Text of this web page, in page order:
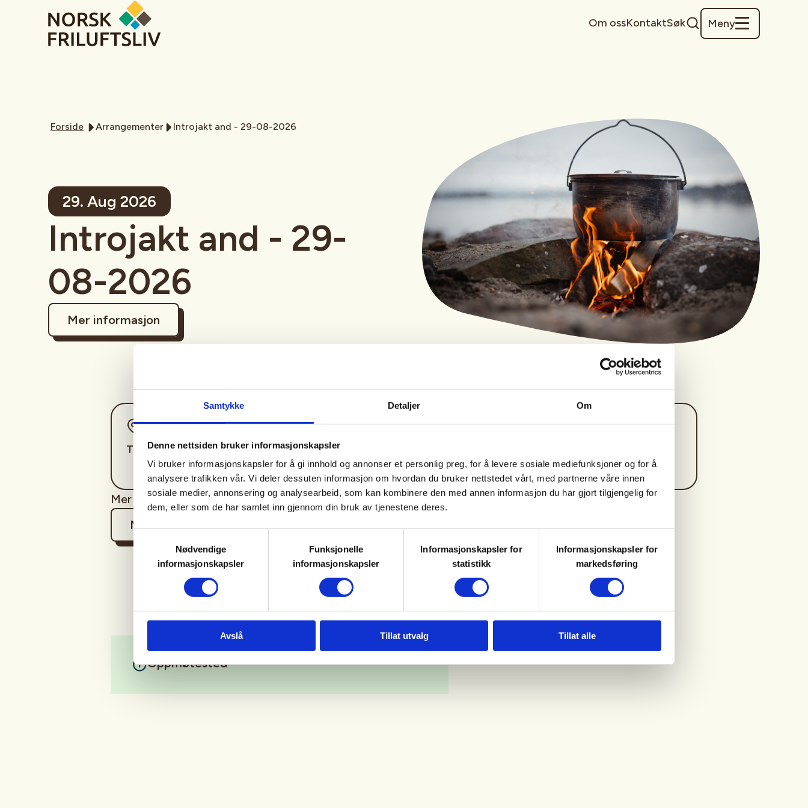
Samtykke Detaljer Om
Denne nettsiden bruker informasjonskapsler
Vi bruker informasjonskapsler for å gi innhold og annonser et personlig preg, for å levere sosiale mediefunksjoner og for å
analysere trafikken vår. Vi deler dessuten informasjon om hvordan du bruker nettstedet vårt, med partnerne våre innen
sosiale medier, annonsering og analysearbeid, som kan kombinere den med annen informasjon du har gjort tilgjengelig for
dem, eller som de har samlet inn gjennom din bruk av tjenestene deres.
Nødvendige
informasjonskapsler
Funksjonelle
informasjonskapsler
Informasjonskapsler for
statistikk
Informasjonskapsler for
markedsføring
Avslå Tillat utvalg Tillat alle
Om ossKontaktSøk Meny
Forside Arrangementer Introjakt and - 29-08-2026
29. Aug 2026
Introjakt and - 29-
08-2026
Mer informasjon
Sted
Trondheim
Tid
29. Aug 2026
Kl. 09.00 - 16.00
Arrangør
Fiskerforening
Kontaktperson
Mer info kommer
Mer informasjon
Oppmøtested